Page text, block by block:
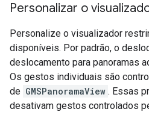
Personalizar o
Personalize o visualizador
disponíveis. Por padrão, o
deslocamento para panoramas
Os gestos individuais são
de GMSPanoramaView . Essas
desativam gestos controlados